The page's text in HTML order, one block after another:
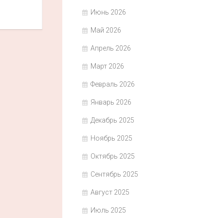
Июнь 2026
Май 2026
Апрель 2026
Март 2026
Февраль 2026
Январь 2026
Декабрь 2025
Ноябрь 2025
Октябрь 2025
Сентябрь 2025
Август 2025
Июль 2025